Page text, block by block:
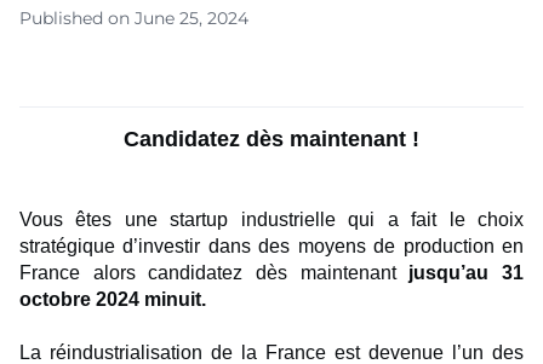
Published on June 25, 2024
Candidatez dès maintenant !
Vous êtes une startup industrielle qui a fait le choix
stratégique d’investir dans des moyens de production en
France alors candidatez dès maintenant jusqu’au 31
octobre 2024 minuit.
La réindustrialisation de la France est devenue l’un des